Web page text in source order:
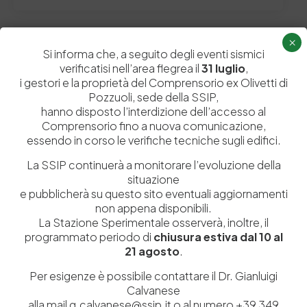
Lascia un commento
Il tuo indirizzo email non sarà pubblicato. I campi obbligatori sono
contrassegnati
*
Si informa che, a seguito degli eventi sismici
verificatisi nell’area flegrea il31 luglio,
i gestori e la proprietà del Comprensorio ex Olivetti di
Pozzuoli, sede della SSIP,
hanno disposto l’interdizione dell’accesso al
Comprensorio fino a nuova comunicazione,
essendo in corso le verifiche tecniche sugli edifici.
La SSIP continuerà a monitorare l’evoluzione della
situazione
e pubblicherà su questo sito eventuali aggiornamenti
non appena disponibili.
La Stazione Sperimentale osserverà, inoltre, il
programmato periodo di chiusura estiva dal 10 al
21 agosto.
Per esigenze è possibile contattare il Dr. Gianluigi
Calvanese
×